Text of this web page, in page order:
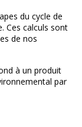
du cycle de
Ces calculs sont
de nos
à un produit
par